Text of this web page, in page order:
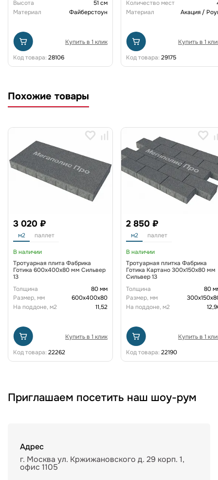
Высота
51 см
Материал
Файберстоун
Купить в 1 клик
Код товара: 28106
Количество мест
Материал
Акация /
Купить в 1
Код товара: 29175
Похожие товары
3 020 ₽
м2 паллет
В наличии
Тротуарная плита Фабрика
Готика 600х400х80 мм Сильвер
13
Толщина
80 мм
Размер, мм
600х400х80
На поддоне, м2
11,52
Купить в 1 клик
Код товара: 22262
2 850 ₽
м2 паллет
В наличии
Тротуарная плитка Фабрика
Готика Картано 300х150х80 мм
Сильвер 13
Толщина
80
Размер, мм
На поддоне, м2
Купить в 1
Код товара: 22190
Приглашаем посетить наш шоу-рум
Адрес
г. Москва ул. Кржижановского д. 29 корп. 1,
офис 1105